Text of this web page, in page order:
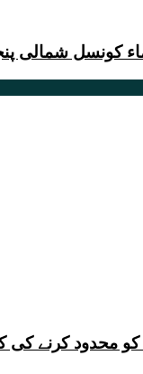
کونسل شمالی
کو محدود کرنے